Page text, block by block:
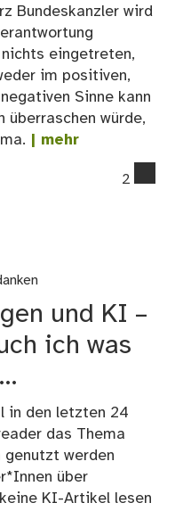
Bundeskanzler wird
eingetreten,
im positiven,
Sinne kann
würde,
| mehr
2
und KI –
ich was
in den letzten 24
das Thema
werden
über
KI-Artikel lesen